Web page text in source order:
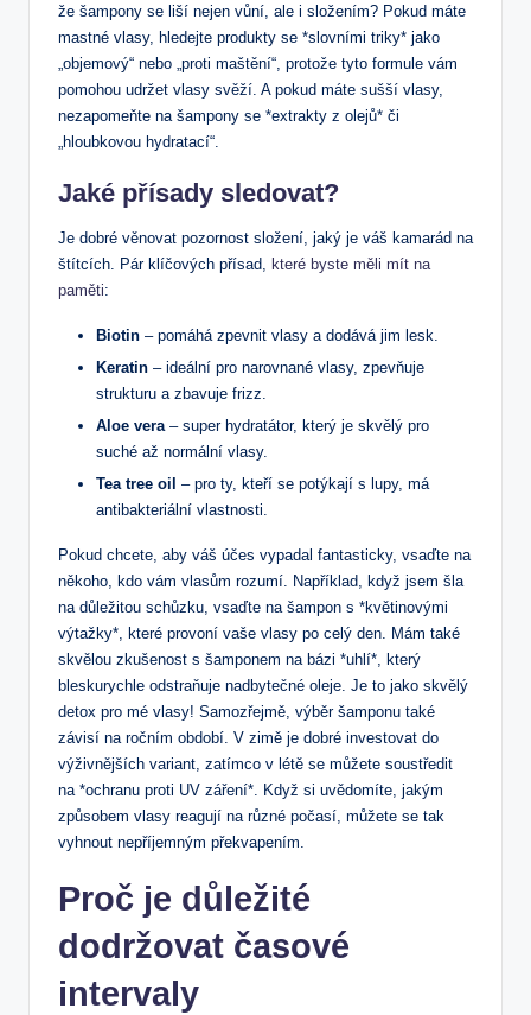
že šampony se liší nejen vůní, ale i složením? Pokud máte
mastné vlasy, hledejte produkty se *slovními triky* jako
„objemový“ nebo „proti maštění“, protože tyto formule vám
pomohou udržet vlasy svěží. A pokud máte sušší vlasy,
nezapomeňte na šampony se *extrakty z olejů* či
„hloubkovou hydratací“.
Jaké přísady sledovat?
Je dobré věnovat pozornost složení, jaký je váš kamarád na
štítcích. Pár klíčových přísad, které byste měli mít na
paměti:
Biotin – pomáhá zpevnit vlasy a dodává jim lesk.
Keratin – ideální pro narovnané vlasy, zpevňuje
strukturu a zbavuje frizz.
Aloe vera – super hydratátor, který je skvělý pro
suché až normální vlasy.
Tea tree oil – pro ty, kteří se potýkají s lupy, má
antibakteriální vlastnosti.
Pokud chcete, aby váš účes vypadal fantasticky, vsaďte na
někoho, kdo vám vlasům rozumí. Například, když jsem šla
na důležitou schůzku, vsaďte na šampon s *květinovými
výtažky*, které provoní vaše vlasy po celý den. Mám také
skvělou zkušenost s šamponem na bázi *uhlí*, který
bleskurychle odstraňuje nadbytečné oleje. Je to jako skvělý
detox pro mé vlasy! Samozřejmě, výběr šamponu také
závisí na ročním období. V zimě je dobré investovat do
výživnějších variant, zatímco v létě se můžete soustředit
na *ochranu proti UV záření*. Když si uvědomíte, jakým
způsobem vlasy reagují na různé počasí, můžete se tak
vyhnout nepříjemným překvapením.
Proč je důležité
dodržovat časové
intervaly